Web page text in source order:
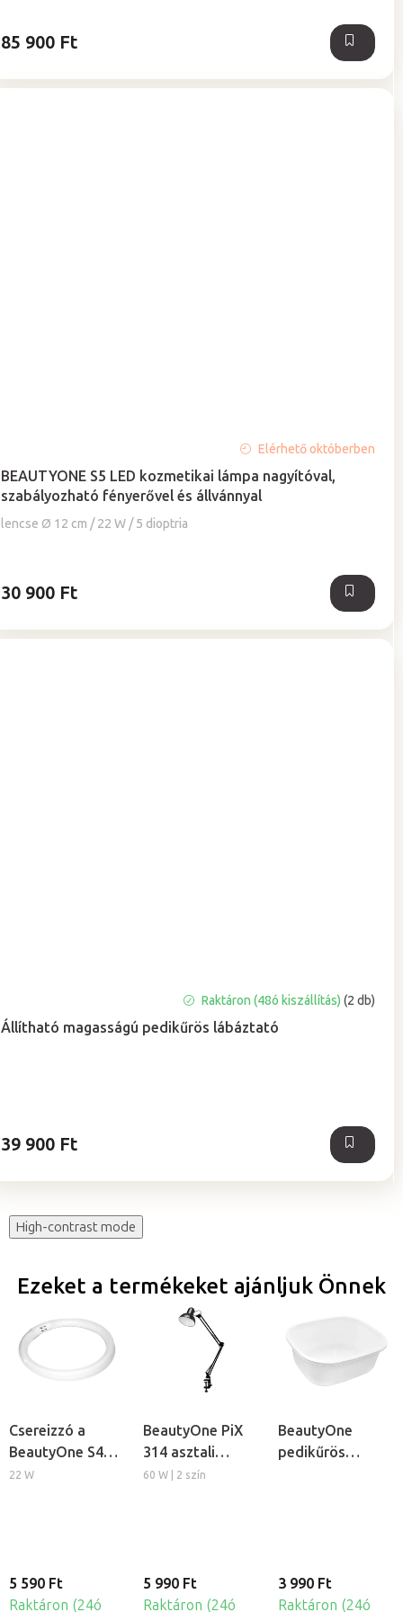
85 900 Ft
BEAUTYONE S5 LED kozmetikai lámpa nagyítóval,
szabályozható fényerővel és állvánnyal
lencse Ø 12 cm / 22 W / 5 dioptria
átlagos
értékelése
5-
Elérhető októberben
30 900 Ft
Állítható magasságú pedikűrös lábáztató
termék
átlagos
Raktáron (48ó kiszállítás)(2 db)
39 900 Ft
High-contrast mode
Ezeket a termékeket ajánljuk Önnek
Csereizzó a
BeautyOne S4
kozmetikai
22 W
5 590 Ft
Raktáron (24ó
BeautyOne PiX
314 asztali
lámpa
60 W | 2 szín
5 990 Ft
Raktáron (24ó
BeautyOne
pedikűrös
3 990 Ft
Raktáron (24ó